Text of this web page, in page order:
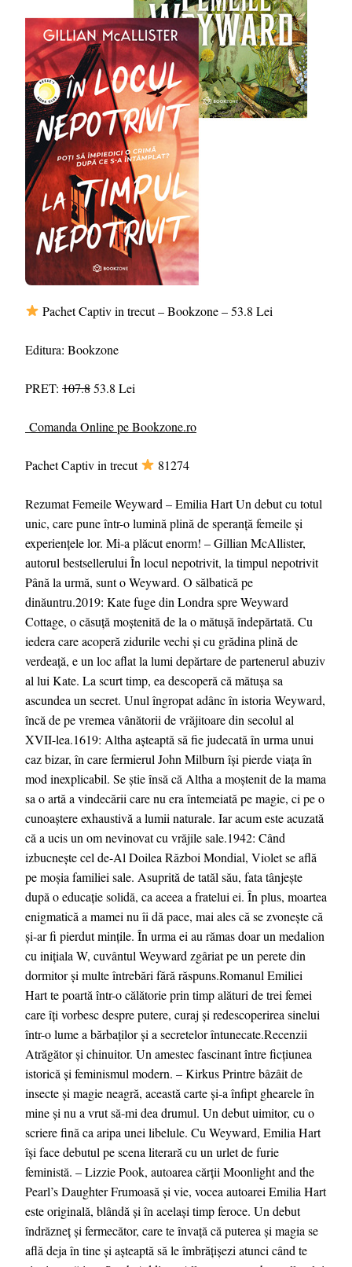
Pachet Captiv in trecut – Bookzone – 53.8 Lei
Editura: Bookzone
PRET: 107.853.8 Lei
Comanda Online pe Bookzone.ro
Pachet Captiv in trecut 81274
Rezumat Femeile Weyward – Emilia Hart Un debut cu totul
unic, care pune într-o lumină plină de speranță femeile și
experiențele lor. Mi-a plăcut enorm! – Gillian McAllister,
autorul bestsellerului În locul nepotrivit, la timpul nepotrivit
Până la urmă, sunt o Weyward. O sălbatică pe
dinăuntru.2019: Kate fuge din Londra spre Weyward
Cottage, o căsuţă moștenită de la o mătușă îndepărtată. Cu
iedera care acoperă zidurile vechi și cu grădina plină de
verdeață, e un loc aflat la lumi depărtare de partenerul abuziv
al lui Kate. La scurt timp, ea descoperă că mătușa sa
ascundea un secret. Unul îngropat adânc în istoria Weyward,
încă de pe vremea vânătorii de vrăjitoare din secolul al
XVII-lea.1619: Altha așteaptă să fie judecată în urma unui
caz bizar, în care fermierul John Milburn își pierde viața în
mod inexplicabil. Se știe însă că Altha a moștenit de la mama
sa o artă a vindecării care nu era întemeiată pe magie, ci pe o
cunoaștere exhaustivă a lumii naturale. Iar acum este acuzată
că a ucis un om nevinovat cu vrăjile sale.1942: Când
izbucnește cel de-Al Doilea Război Mondial, Violet se află
pe moșia familiei sale. Asuprită de tatăl său, fata tânjește
după o educație solidă, ca aceea a fratelui ei. În plus, moartea
enigmatică a mamei nu îi dă pace, mai ales că se zvonește că
și-ar fi pierdut mințile. În urma ei au rămas doar un medalion
cu inițiala W, cuvântul Weyward zgâriat pe un perete din
dormitor și multe întrebări fără răspuns.Romanul Emiliei
Hart te poartă într-o călătorie prin timp alături de trei femei
care îți vorbesc despre putere, curaj și redescoperirea sinelui
într-o lume a bărbaților și a secretelor întunecate.Recenzii
Atrăgător și chinuitor. Un amestec fascinant între ficțiunea
istorică și feminismul modern. – Kirkus Printre bâzâit de
insecte și magie neagră, această carte și-a înfipt ghearele în
mine și nu a vrut să-mi dea drumul. Un debut uimitor, cu o
scriere fină ca aripa unei libelule. Cu Weyward, Emilia Hart
își face debutul pe scena literară cu un urlet de furie
feministă. – Lizzie Pook, autoarea cărții Moonlight and the
Pearl’s Daughter Frumoasă și vie, vocea autoarei Emilia Hart
este originală, blândă și în același timp feroce. Un debut
îndrăzneț și fermecător, care te învață că puterea și magia se
află deja în tine și așteaptă să le îmbrățișezi atunci când te